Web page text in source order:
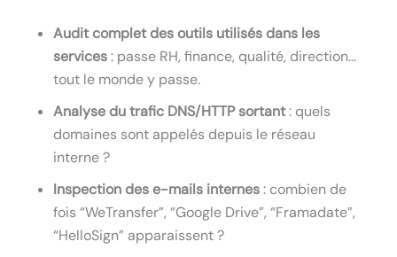
Audit complet des outils utilisés dans les
services: passe RH, finance, qualité, direction…
tout le monde y passe.
Analyse du trafic DNS/HTTP sortant: quels
domaines sont appelés depuis le réseau
interne ?
Inspection des e-mails internes: combien de
fois “WeTransfer”, “Google Drive”, “Framadate”,
“HelloSign” apparaissent ?